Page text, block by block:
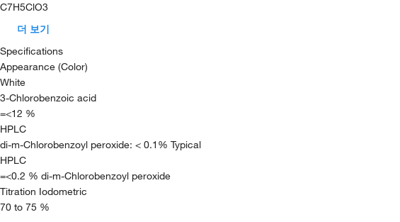
C7H5ClO3
더 보기
Specifications
Appearance (Color)
White
3-Chlorobenzoic acid
=<12 %
HPLC
di-m-Chlorobenzoyl peroxide: < 0.1% Typical
HPLC
=<0.2 % di-m-Chlorobenzoyl peroxide
Titration Iodometric
70 to 75 %